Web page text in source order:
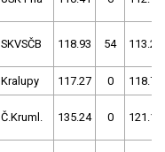
SKVSČB 118.93 54 113.25
Kralupy 117.27 0 118.70
Č.Kruml. 135.24 0 121.11